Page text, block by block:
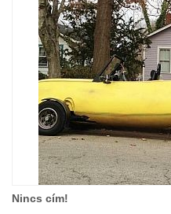
Nincs cím!